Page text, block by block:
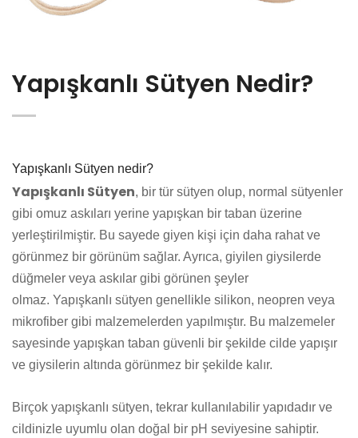
Yapışkanlı Sütyen Nedir?
Yapışkanlı Sütyen nedir?
Yapışkanlı Sütyen, bir tür sütyen olup, normal sütyenler
gibi omuz askıları yerine yapışkan bir taban üzerine
yerleştirilmiştir. Bu sayede giyen kişi için daha rahat ve
görünmez bir görünüm sağlar. Ayrıca, giyilen giysilerde
düğmeler veya askılar gibi görünen şeyler
olmaz. Yapışkanlı sütyen genellikle silikon, neopren veya
mikrofiber gibi malzemelerden yapılmıştır. Bu malzemeler
sayesinde yapışkan taban güvenli bir şekilde cilde yapışır
ve giysilerin altında görünmez bir şekilde kalır.
Birçok yapışkanlı sütyen, tekrar kullanılabilir yapıdadır ve
cildinizle uyumlu olan doğal bir pH seviyesine sahiptir.